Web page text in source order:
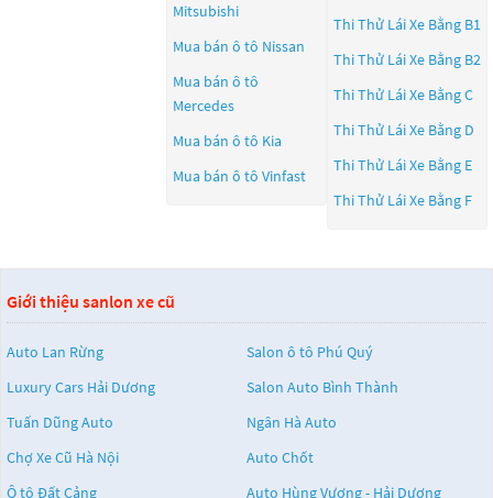
Mitsubishi
Mua bán ô tô Nissan
Mua bán ô tô
Mercedes
Mua bán ô tô Kia
Mua bán ô tô Vinfast
Thi Thử Lái Xe Bằng B1
Thi Thử Lái Xe Bằng B2
Thi Thử Lái Xe Bằng C
Thi Thử Lái Xe Bằng D
Thi Thử Lái Xe Bằng E
Thi Thử Lái Xe Bằng F
Giới thiệu sanlon xe cũ
Auto Lan Rừng
Salon ô tô Phú Quý
Luxury Cars Hải Dương
Salon Auto Bình Thành
Tuấn Dũng Auto
Ngân Hà Auto
Chợ Xe Cũ Hà Nội
Auto Chốt
Ô tô Đất Cảng
Auto Hùng Vương - Hải Dương